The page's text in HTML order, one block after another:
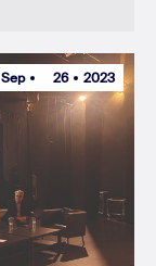
Sep 26 2023